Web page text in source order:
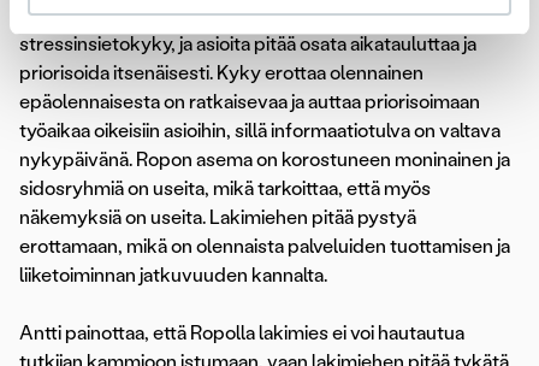
Antin mukaan lakimiehellä tulee olla hyvä
stressinsietokyky, ja asioita pitää osata aikatauluttaa ja
priorisoida itsenäisesti. Kyky erottaa olennainen
epäolennaisesta on ratkaisevaa ja auttaa priorisoimaan
työaikaa oikeisiin asioihin, sillä informaatiotulva on valtava
nykypäivänä. Ropon asema on korostuneen moninainen ja
sidosryhmiä on useita, mikä tarkoittaa, että myös
näkemyksiä on useita. Lakimiehen pitää pystyä
erottamaan, mikä on olennaista palveluiden tuottamisen ja
liiketoiminnan jatkuvuuden kannalta.
Antti painottaa, että Ropolla lakimies ei voi hautautua